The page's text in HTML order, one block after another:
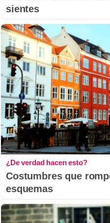
sientes
¿De verdad hacen esto?
Costumbres que
esquemas